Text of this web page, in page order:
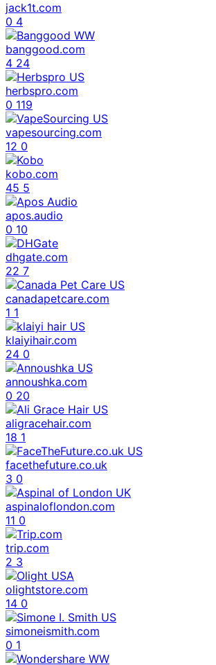
jack1t.com
0 4
banggood.com
4 24
herbspro.com
0 119
vapesourcing.com
12 0
kobo.com
45 5
apos.audio
0 10
dhgate.com
22 7
canadapetcare.com
1 1
klaiyihair.com
24 0
annoushka.com
0 20
aligracehair.com
18 1
facethefuture.co.uk
3 0
aspinaloflondon.com
11 0
trip.com
2 3
olightstore.com
14 0
simoneismith.com
0 1